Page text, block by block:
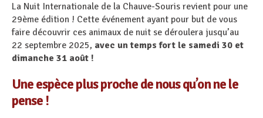
La Nuit Internationale de la Chauve-Souris revient pour une
29ème édition ! Cette événement ayant pour but de vous
faire découvrir ces animaux de nuit se déroulera jusqu’au
22 septembre 2025, avec un temps fort le samedi 30 et
dimanche 31 août !
Une espèce plus proche de nous qu’on ne le
pense !